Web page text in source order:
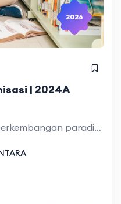
2026
| 2024A
Matakuliah ini membahas perkembangan paradigma teori perilaku organisasi, komponen utama organisasi yang mencakup desain dan struktur organisasi, teknologi serta hubungan organisasi dengan lingkungan. Selanjutnya, dibahas